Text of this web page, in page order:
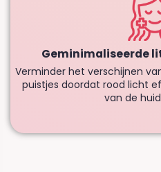
Geminimaliseerde
Verminder het verschijnen
puistjes doordat rood licht
van de